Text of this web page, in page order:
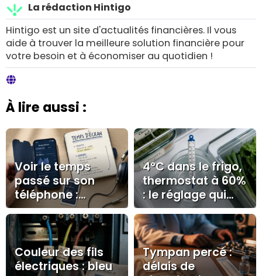
La rédaction Hintigo
Hintigo est un site d'actualités financières. Il vous
aide à trouver la meilleure solution financière pour
votre besoin et à économiser au quotidien !
À lire aussi :
Voir le temps
passé sur son
téléphone :
iPhone, Android,
widgets et limites
utiles
4°C dans le frigo,
thermostat à 60%
: le réglage qui
évite givre et
surconsommatio
n
Couleur des fils
électriques : bleu
Tympan percé :
délais de